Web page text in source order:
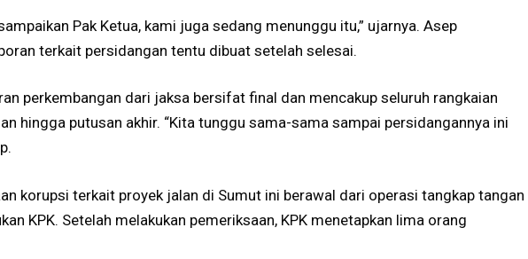
Pak Ketua, kami juga sedang menunggu itu,” ujarnya. Asep
terkait persidangan tentu dibuat setelah selesai.
perkembangan dari jaksa bersifat final dan mencakup seluruh rangkaian
hingga putusan akhir. “Kita tunggu sama-sama sampai persidangannya ini
korupsi terkait proyek jalan di Sumut ini berawal dari operasi tangkap tangan
KPK. Setelah melakukan pemeriksaan, KPK menetapkan lima orang